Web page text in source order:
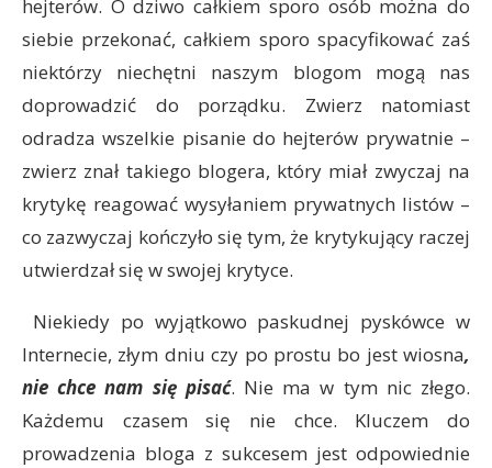
hejterów. O dziwo całkiem sporo osób można do
siebie przekonać, całkiem sporo spacyfikować zaś
niektórzy niechętni naszym blogom mogą nas
doprowadzić do porządku. Zwierz natomiast
odradza wszelkie pisanie do hejterów prywatnie –
zwierz znał takiego blogera, który miał zwyczaj na
krytykę reagować wysyłaniem prywatnych listów –
co zazwyczaj kończyło się tym, że krytykujący raczej
utwierdzał się w swojej krytyce.
Niekiedy po wyjątkowo paskudnej pyskówce w
Internecie, złym dniu czy po prostu bo jest wiosna,
nie chce nam się pisać. Nie ma w tym nic złego.
Każdemu czasem się nie chce. Kluczem do
prowadzenia bloga z sukcesem jest odpowiednie